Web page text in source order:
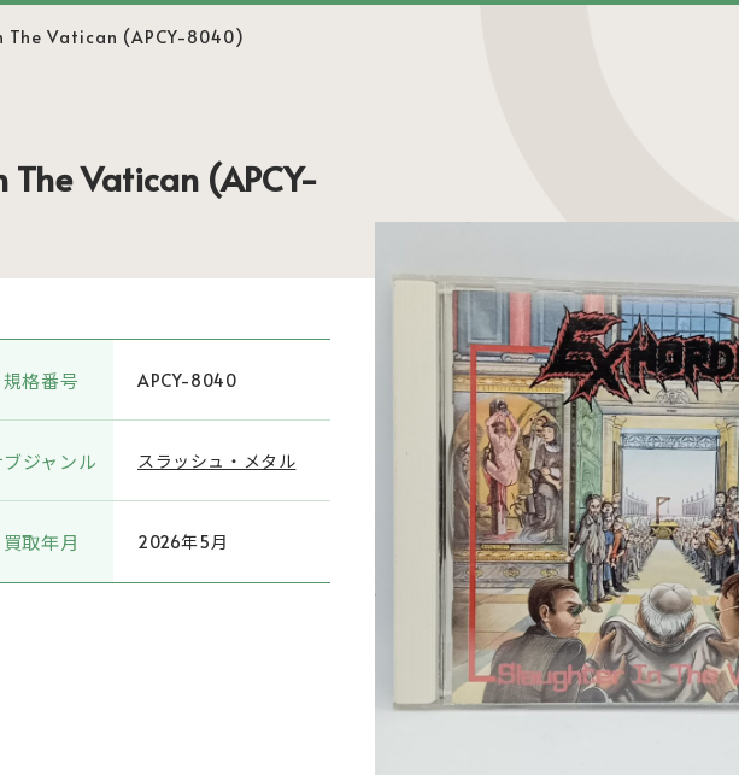
The Vatican (APCY-8040)
Vatican (APCY-
規格番号 APCY-8040
ジャンル スラッシュ・メタル
買取年月 2026年5月